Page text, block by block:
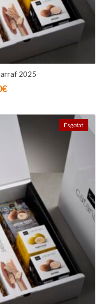
2025
€
Esgotat